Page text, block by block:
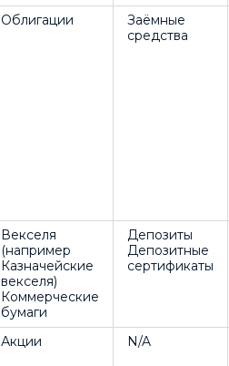
Облигации
Заёмные
средства
Векселя
(например
Казначейские
векселя)
Коммерческие
бумаги
Депозиты
Депозитные
сертификаты
Акции N/A